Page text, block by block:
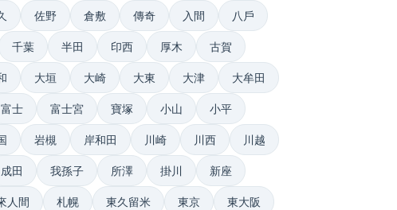
佐野 倉敷 傳奇 入間 八戶
千葉 半田 印西 厚木 古賀
大垣 大崎 大東 大津 大牟田
富士 富士宮 寶塚 小山 小平
岩槻 岸和田 川崎 川西 川越
成田 我孫子 所澤 掛川 新座
人間 札幌 東久留米 東京 東大阪